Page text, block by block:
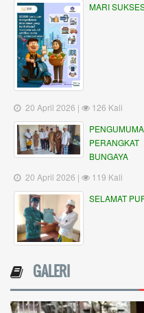
MARI
20 April 2026 |
126 Kali
BUNGAYA
20 April 2026 |
119 Kali
SELAMAT
GALERI